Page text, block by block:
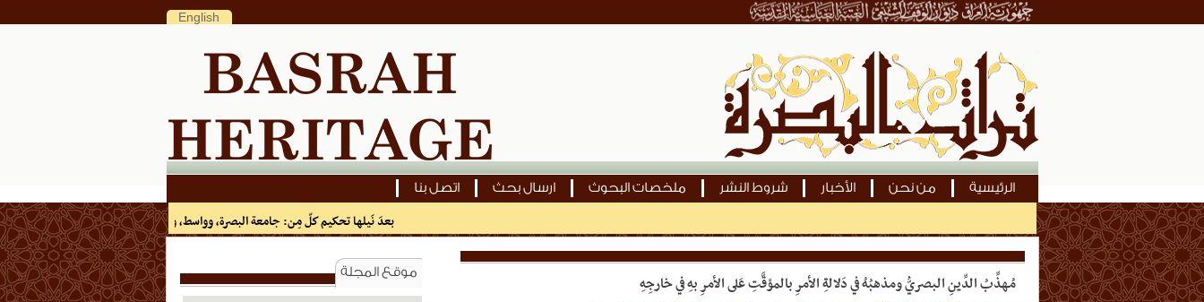
English
الرئيسية من نحن الأخبار شروط النشر ملخصات البحوث ارسال بحث اتصل بنا
بعدَ نَيلها تحكيم كلّ مِن: جامعة البصرة، وواسط، وبابل، وميسان، وكربلاء، والمثنى، مجلّة
موقع المجلة
مُهذِّبُ الدِّينِ البصريُّ ومذهبُهُ في دَلالةِ الأمرِ بالمؤقَّتِ عَلى الأمرِ بهِ في خارجِهِ